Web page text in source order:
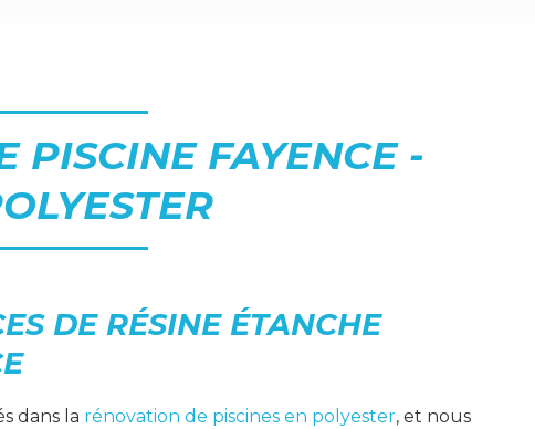
PISCINE FAYENCE -
DE RÉSINE ÉTANCHE
dans la rénovation de piscines en polyester, et nous